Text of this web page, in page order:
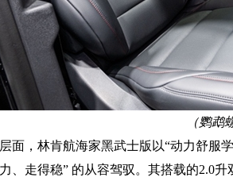
（鹦鹉
面，林肯航海家黑武士版以“动力舒服
、走得稳” 的从容驾驭。其搭载的2.0